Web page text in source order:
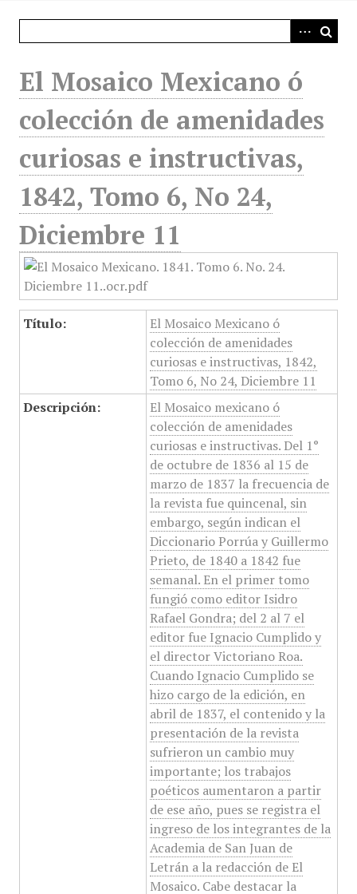
El Mosaico Mexicano ó
colección de amenidades
curiosas e instructivas,
1842, Tomo 6, No 24,
Diciembre 11
Título:
El Mosaico Mexicano ó
colección de amenidades
curiosas e instructivas, 1842,
Tomo 6, No 24, Diciembre 11
Descripción:
El Mosaico mexicano ó
colección de amenidades
curiosas e instructivas. Del 1°
de octubre de 1836 al 15 de
marzo de 1837 la frecuencia de
la revista fue quincenal, sin
embargo, según indican el
Diccionario Porrúa y Guillermo
Prieto, de 1840 a 1842 fue
semanal. En el primer tomo
fungió como editor Isidro
Rafael Gondra; del 2 al 7 el
editor fue Ignacio Cumplido y
el director Victoriano Roa.
Cuando Ignacio Cumplido se
hizo cargo de la edición, en
abril de 1837, el contenido y la
presentación de la revista
sufrieron un cambio muy
importante; los trabajos
poéticos aumentaron a partir
de ese año, pues se registra el
ingreso de los integrantes de la
Academia de San Juan de
Letrán a la redacción de El
Mosaico. Cabe destacar la